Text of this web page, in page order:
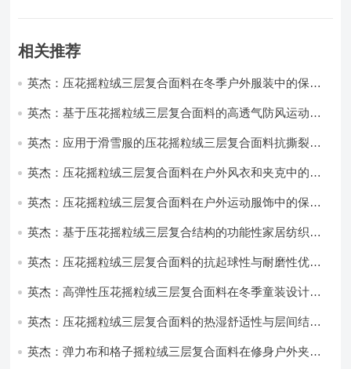
相关推荐
英杰：压花摇粒绒三层复合面料在冬季户外服装中的保暖
英杰：基于压花摇粒绒三层复合面料的高透气防风运动服
英杰：应用于滑雪服的压花摇粒绒三层复合面料抗撕裂与
英杰：压花摇粒绒三层复合面料在户外风衣和夹克中的应
英杰：压花摇粒绒三层复合面料在户外运动服饰中的保暖
英杰：基于压花摇粒绒三层复合结构的功能性家居纺织品
英杰：压花摇粒绒三层复合面料的抗起球性与耐磨性优化
英杰：高弹性压花摇粒绒三层复合面料在冬季童装设计中
英杰：压花摇粒绒三层复合面料的热湿舒适性与层间结合
英杰：弹力布和格子摇粒绒三层复合面料在修身户外夹克